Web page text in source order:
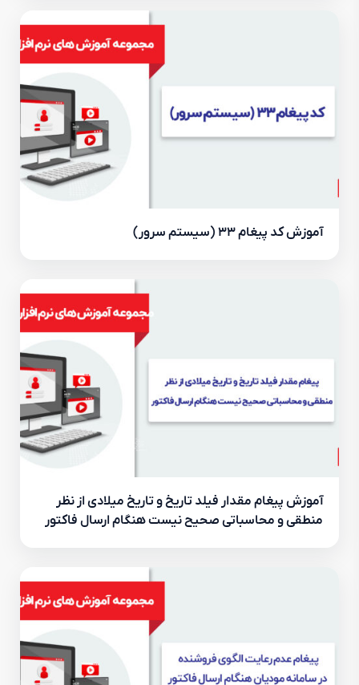
آموزش کد پیغام ۳۳ (سیستم سرور)
آموزش پیغام مقدار فیلد تاریخ و تاریخ میلادی از نظر
منطقی و محاسباتی صحیح نیست هنگام ارسال فاکتور